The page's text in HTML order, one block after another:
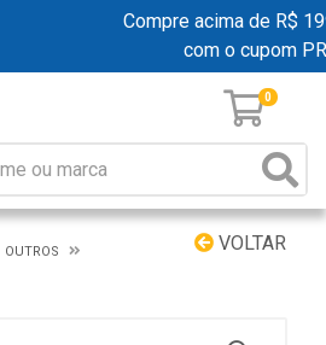
Compre acima de R$
com o cupom
0
VOLTAR
OUTROS